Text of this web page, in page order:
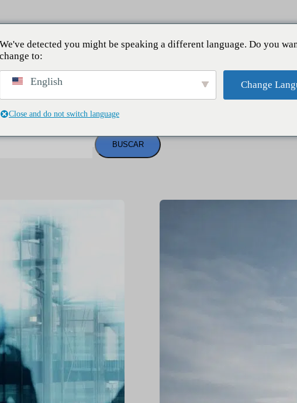
BUSCAR
We've detected you might be speaking a different language. Do you
change to:
English Change
Close and do not switch language